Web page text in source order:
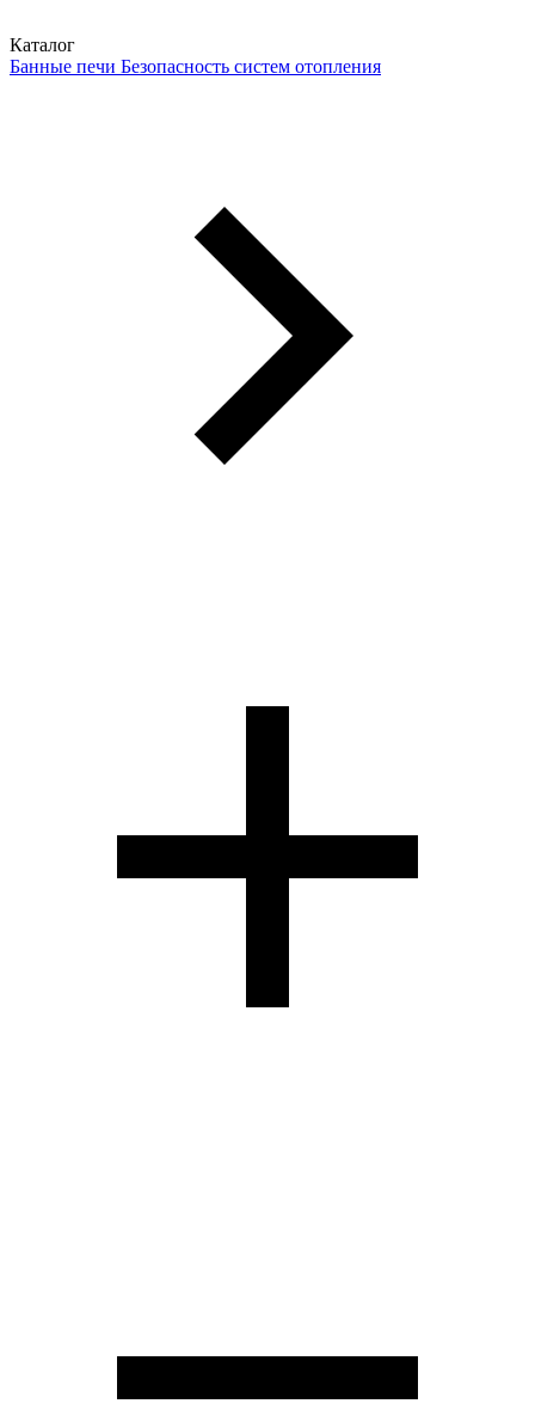
Каталог
Банные печи Безопасность систем отопления